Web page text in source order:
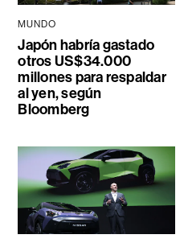
MUNDO
Japón habría gastado
otros US$34.000
millones para respaldar
al yen, según
Bloomberg